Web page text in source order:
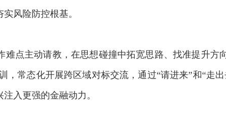
风险防控根基。
点主动请教，在思想碰撞中拓宽思路、找准提升方
，常态化开展跨区域对标交流，通过“请进来”和“走
入更强的金融动力。